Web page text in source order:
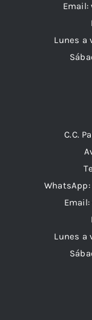
Email:
Lunes a
C.C.
WhatsApp:
Email:
Lunes a